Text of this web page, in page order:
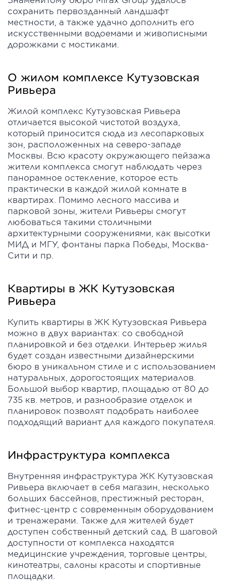
сохранить первозданный ландшафт
местности, а также удачно дополнить его
искусственными водоемами и живописными
дорожками с мостиками.
О жилом комплексе Кутузовская
Ривьера
Жилой комплекс Кутузовская Ривьера
отличается высокой чистотой воздуха,
который приносится сюда из лесопарковых
зон, расположенных на северо-западе
Москвы. Всю красоту окружающего пейзажа
жители комплекса смогут наблюдать через
панорамное остекление, которое есть
практически в каждой жилой комнате в
квартирах. Помимо лесного массива и
парковой зоны, жители Ривьеры смогут
любоваться такими столичными
архитектурными сооружениями, как высотки
МИД и МГУ, фонтаны парка Победы, Москва-
Сити и пр.
Квартиры в ЖК Кутузовская
Ривьера
Купить квартиры в ЖК Кутузовская Ривьера
можно в двух вариантах: со свободной
планировкой и без отделки. Интерьер жилья
будет создан известными дизайнерскими
бюро в уникальном стиле и с использованием
натуральных, дорогостоящих материалов.
Большой выбор квартир, площадью от 80 до
735 кв. метров, и разнообразие отделок и
планировок позволят подобрать наиболее
подходящий вариант для каждого покупателя.
Инфраструктура комплекса
Внутренняя инфраструктура ЖК Кутузовская
Ривьера включает в себя магазин, несколько
больших бассейнов, престижный ресторан,
фитнес-центр с современным оборудованием
и тренажерами. Также для жителей будет
доступен собственный детский сад. В шаговой
доступности от комплекса находятся
медицинские учреждения, торговые центры,
кинотеатры, салоны красоты и спортивные
площадки.